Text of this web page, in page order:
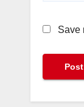
Save